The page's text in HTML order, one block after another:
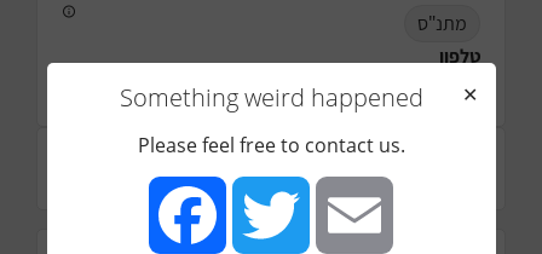
מתנ"ס
טלפון
089975802
Something weird happened
✕
Please feel free to contact us.